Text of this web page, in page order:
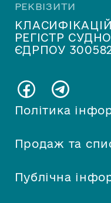
Політика
Продаж та
Публічна
РЕКВІЗИТИ
РЕГІСТР
ЄДРПОУ